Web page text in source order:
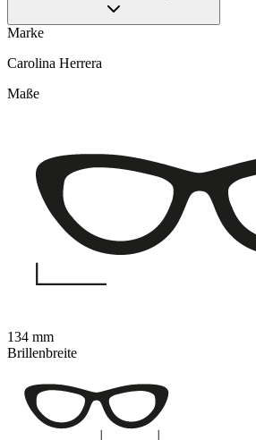
Marke
Carolina Herrera
Maße
134 mm
Brillenbreite